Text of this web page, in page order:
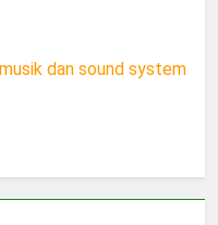
dan sound system